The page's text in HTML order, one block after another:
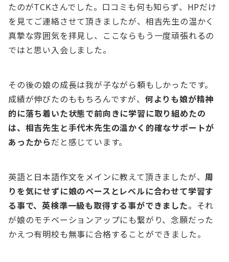
たのがTCKさんでした。口コミも何も知らず、HPだけ
を見てご連絡させて頂きましたが、相吉先生の温かく
真摯な雰囲気を拝見し、ここならもう一度頑張れるの
ではと思い入会しました。
その後の娘の成長は我が子ながら頼もしかったです。
成績が伸びたのももちろんですが、 何よりも娘が精神
的に落ち着いた状態で前向きに学習に取り組めたの
は、相吉先生と手代木先生の温かく的確なサポートが
あったからだと感じています。
英語と日本語作文をメインに教えて頂きましたが、周
りを気にせずに娘のペースとレベルに合わせて学習す
る事で、英検準一級も取得する事ができました。それ
が娘のモチベーションアップにも繋がり、念願だった
かえつ有明校も無事に合格することができました。